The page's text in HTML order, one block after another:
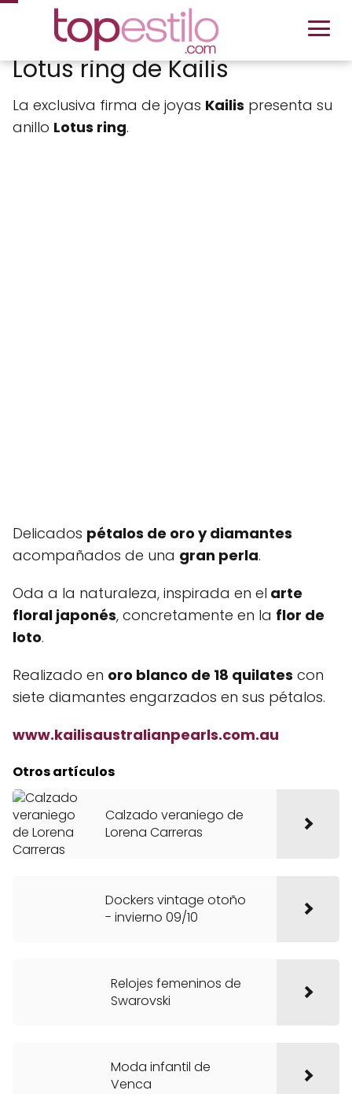
Lotus ring de Kailis
La exclusiva firma de joyas Kailis presenta su
anillo Lotus ring.
Delicados pétalos de oro y diamantes
acompañados de una gran perla.
Oda a la naturaleza, inspirada en el arte
floral japonés, concretamente en la flor de
loto.
Realizado en oro blanco de 18 quilates con
siete diamantes engarzados en sus pétalos.
www.kailisaustralianpearls.com.au
Otros artículos
Calzado veraniego de
Lorena Carreras
Dockers vintage otoño
- invierno 09/10
Relojes femeninos de
Swarovski
Moda infantil de
Venca